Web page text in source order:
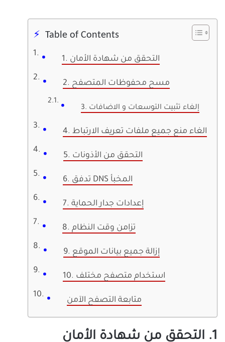
Table of Contents
1. التحقق من شهادة الأمان
2. مسح محفوظات المتصفح
3. إلغاء تثبيت التوسعات و الاضافات
4. الغاء منع جميع ملفات تعريف الارتباط
5. التحقق من الأذونات
6. تدفق DNS المخبأ
7. إعدادات جدار الحماية
8. تزامن وقت النظام
9. إزالة جميع بيانات الموقع
10. استخدام متصفح مختلف
متابعة التصفح الآمن
1. التحقق من شهادة الأمان